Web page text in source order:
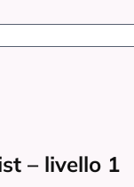
– livello 1